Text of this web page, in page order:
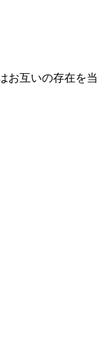
お互いの存在を当